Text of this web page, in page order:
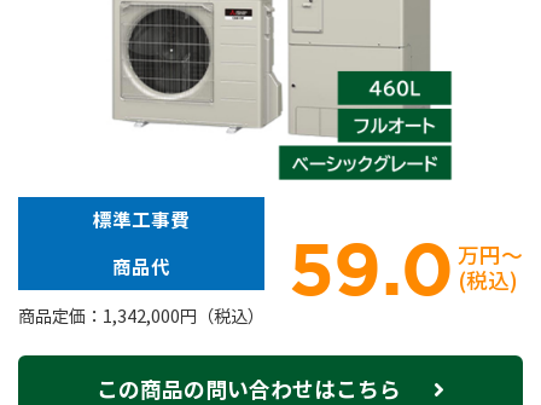
標準工事費
商品代
商品定価：1,342,000円（税込）
59.0 万円～
(税込)
この商品の問い合わせはこちら